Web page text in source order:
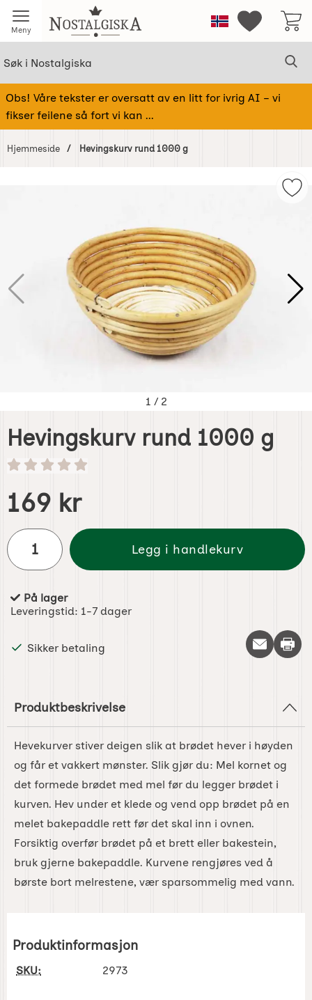
Meny Startsiden for NostalgiskaNorge Mine
Obs! Våre tekster er oversatt av en litt for ivrig AI – vi
fikser feilene så fort vi kan ...
Hjemmeside Hevingskurv rund 1000 g
1 / 2
Hevingskurv rund 1000 g
Handle dette produktet, Hevingskurv rund 1000 g
pris
169 kr
antall
Legg i handlekurv
Produkttilgjengelighet:
På lager
Leveringstid: 1-7 dager
Sikker betaling Skriv
Produktbeskrivelse
Hevekurver stiver deigen slik at brødet hever i høyden
og får et vakkert mønster. Slik gjør du: Mel kornet og
det formede brødet med mel før du legger brødet i
kurven. Hev under et klede og vend opp brødet på en
melet bakepaddle rett før det skal inn i ovnen.
Forsiktig overfør brødet på et brett eller bakestein,
bruk gjerne bakepaddle. Kurvene rengjøres ved å
børste bort melrestene, vær sparsommelig med vann.
Produktinformasjon
SKU: 2973